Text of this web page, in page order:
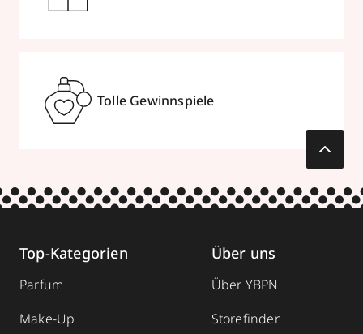
Tolle Gewinnspiele
Top-Kategorien
Parfum
Make-Up
Über uns
Über YBPN
Storefinder